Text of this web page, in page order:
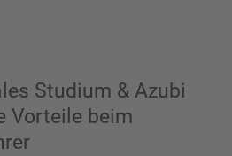
Studium & Azubi
Vorteile beim